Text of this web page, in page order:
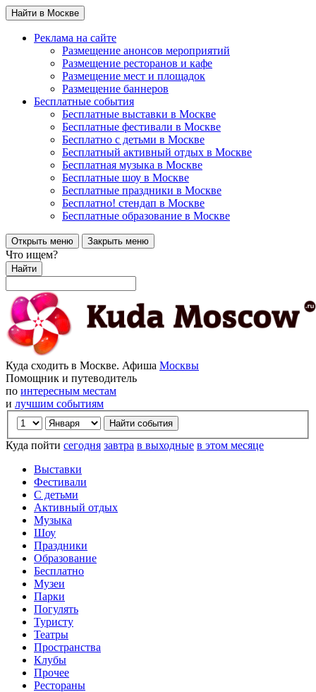
Найти в Москве
Реклама на сайте
Размещение анонсов мероприятий
Размещение ресторанов и кафе
Размещение мест и площадок
Размещение баннеров
Бесплатные события
Бесплатные выставки в Москве
Бесплатные фестивали в Москве
Бесплатно с детьми в Москве
Бесплатный активный отдых в Москве
Бесплатная музыка в Москве
Бесплатные шоу в Москве
Бесплатные праздники в Москве
Бесплатно! стендап в Москве
Бесплатные образование в Москве
Открыть меню Закрыть меню
Что ищем?
Найти
Куда сходить в Москве. Афиша Москвы
Помощник и путеводитель
по интересным местам
и лучшим событиям
Куда пойти сегодня завтра в выходные в этом месяце
Выставки
Фестивали
С детьми
Активный отдых
Музыка
Шоу
Праздники
Образование
Бесплатно
Музеи
Парки
Погулять
Туристу
Театры
Пространства
Клубы
Прочее
Рестораны